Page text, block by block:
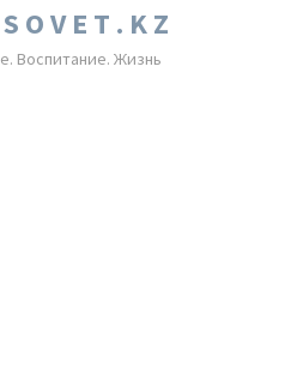
O V E T . K Z
Воспитание. Жизнь